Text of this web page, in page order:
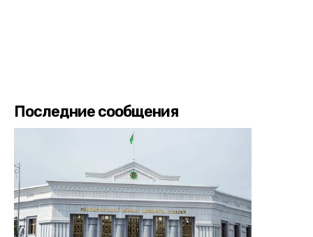
Последние сообщения